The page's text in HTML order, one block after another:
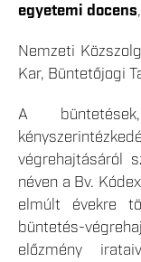
egyetemi docens,
Nemzeti
Kar, Büntetőjogi
A
végrehajtásáról
néven a Bv.
elmúlt évekre
büntetés-
előzmény